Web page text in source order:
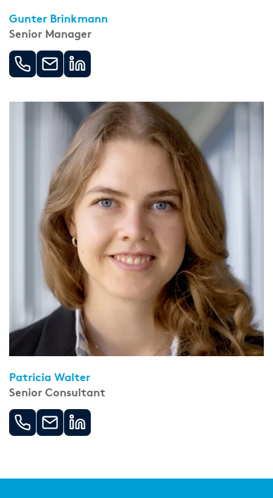
Gunter Brinkmann
Senior Manager
Patricia Walter
Senior Consultant